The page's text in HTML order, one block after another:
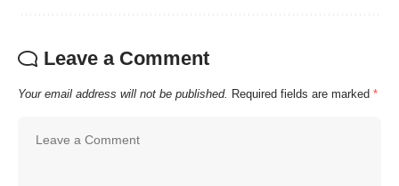
Leave a Comment
Your email address will not be published. Required fields are marked *